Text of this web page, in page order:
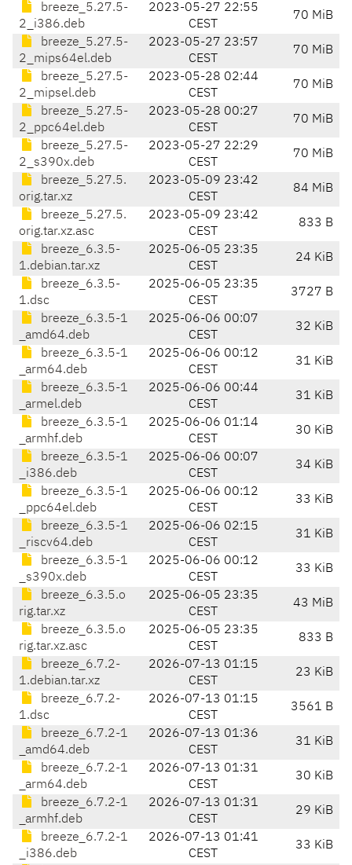
breeze_5.27.5-
2_i386.deb
2023-05-27 22:55
CEST
70 MiB
breeze_5.27.5-
2_mips64el.deb
2023-05-27 23:57
CEST
70 MiB
breeze_5.27.5-
2_mipsel.deb
2023-05-28 02:44
CEST
70 MiB
breeze_5.27.5-
2_ppc64el.deb
2023-05-28 00:27
CEST
70 MiB
breeze_5.27.5-
2_s390x.deb
2023-05-27 22:29
CEST
70 MiB
breeze_5.27.5.
orig.tar.xz
2023-05-09 23:42
CEST
84 MiB
breeze_5.27.5.
orig.tar.xz.asc
2023-05-09 23:42
CEST
833 B
breeze_6.3.5-
1.debian.tar.xz
2025-06-05 23:35
CEST
24 KiB
breeze_6.3.5-
1.dsc
2025-06-05 23:35
CEST
3727 B
breeze_6.3.5-1
_amd64.deb
2025-06-06 00:07
CEST
32 KiB
breeze_6.3.5-1
_arm64.deb
2025-06-06 00:12
CEST
31 KiB
breeze_6.3.5-1
_armel.deb
2025-06-06 00:44
CEST
31 KiB
breeze_6.3.5-1
_armhf.deb
2025-06-06 01:14
CEST
30 KiB
breeze_6.3.5-1
_i386.deb
2025-06-06 00:07
CEST
34 KiB
breeze_6.3.5-1
_ppc64el.deb
2025-06-06 00:12
CEST
33 KiB
breeze_6.3.5-1
_riscv64.deb
2025-06-06 02:15
CEST
31 KiB
breeze_6.3.5-1
_s390x.deb
2025-06-06 00:12
CEST
33 KiB
breeze_6.3.5.o
rig.tar.xz
2025-06-05 23:35
CEST
43 MiB
breeze_6.3.5.o
rig.tar.xz.asc
2025-06-05 23:35
CEST
833 B
breeze_6.7.2-
1.debian.tar.xz
2026-07-13 01:15
CEST
23 KiB
breeze_6.7.2-
1.dsc
2026-07-13 01:15
CEST
3561 B
breeze_6.7.2-1
_amd64.deb
2026-07-13 01:36
CEST
31 KiB
breeze_6.7.2-1
_arm64.deb
2026-07-13 01:31
CEST
30 KiB
breeze_6.7.2-1
_armhf.deb
2026-07-13 01:31
CEST
29 KiB
breeze_6.7.2-1
_i386.deb
2026-07-13 01:41
CEST
33 KiB